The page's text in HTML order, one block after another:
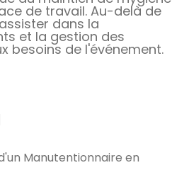
de travail. Au-delà de
dans la
et la gestion des
besoins de l'événement.
Manutentionnaire en